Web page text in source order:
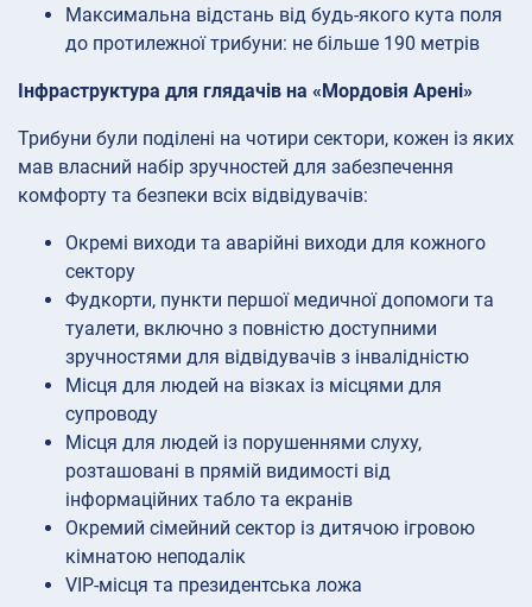
Максимальна відстань від будь-якого кута поля
до протилежної трибуни: не більше 190 метрів
Інфраструктура для глядачів на «Мордовія Арені»
Трибуни були поділені на чотири сектори, кожен із яких
мав власний набір зручностей для забезпечення
комфорту та безпеки всіх відвідувачів:
Окремі виходи та аварійні виходи для кожного
сектору
Фудкорти, пункти першої медичної допомоги та
туалети, включно з повністю доступними
зручностями для відвідувачів з інвалідністю
Місця для людей на візках із місцями для
супроводу
Місця для людей із порушеннями слуху,
розташовані в прямій видимості від
інформаційних табло та екранів
Окремий сімейний сектор із дитячою ігровою
кімнатою неподалік
VIP-місця та президентська ложа